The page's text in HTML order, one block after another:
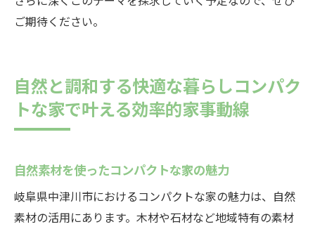
ご期待ください。
自然と調和する快適な暮らしコンパク
トな家で叶える効率的家事動線
自然素材を使ったコンパクトな家の魅力
岐阜県中津川市におけるコンパクトな家の魅力は、自然
素材の活用にあります。木材や石材など地域特有の素材